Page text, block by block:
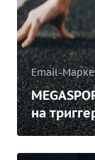
Email-
на